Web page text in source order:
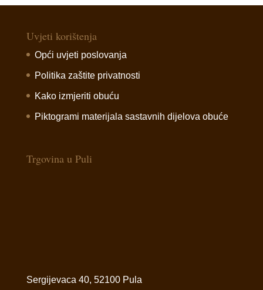
Uvjeti korištenja
Opći uvjeti poslovanja
Politika zaštite privatnosti
Kako izmjeriti obuću
Piktogrami materijala sastavnih dijelova obuće
Trgovina u Puli
Sergijevaca 40, 52100 Pula